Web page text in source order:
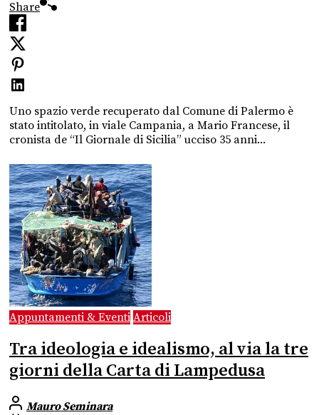
Share
Uno spazio verde recuperato dal Comune di Palermo è
stato intitolato, in viale Campania, a Mario Francese, il
cronista de “Il Giornale di Sicilia” ucciso 35 anni...
Appuntamenti & Eventi Articoli
Tra ideologia e idealismo, al via la tre
giorni della Carta di Lampedusa
Mauro Seminara